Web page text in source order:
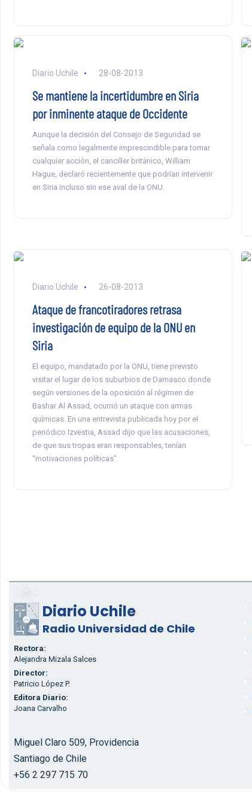
Diario Uchile 28-08-2013
Se mantiene la incertidumbre en Siria
por inminente ataque de Occidente
Aunque la decisión del Consejo de Seguridad se
señala como legalmente imprescindible para tomar
cualquier acción, el canciller británico, William
Hague, declaró recientemente que podrían intervenir
en Siria incluso sin ese aval de la ONU.
Diario Uchile 26-08-2013
Ataque de francotiradores retrasa
investigación de equipo de la ONU en
Siria
El equipo, mandatado por la ONU, tiene previsto
visitar el lugar de los suburbios de Damasco donde
según versiones de la oposición al régimen de
Bashar Al Assad, ocurrió un ataque con armas
químicas. En una entrevista publicada hoy por el
periódico Izvestia, Assad dijo que las acusaciones,
de que sus tropas eran responsables, tenían
“motivaciones políticas”.
Diario Uchile
Radio Universidad de Chile
Rectora:
Alejandra Mizala Salces
Director:
Patricio López P.
Editora Diario:
Joana Carvalho
Miguel Claro 509, Providencia
Santiago de Chile
+56 2 297 715 70